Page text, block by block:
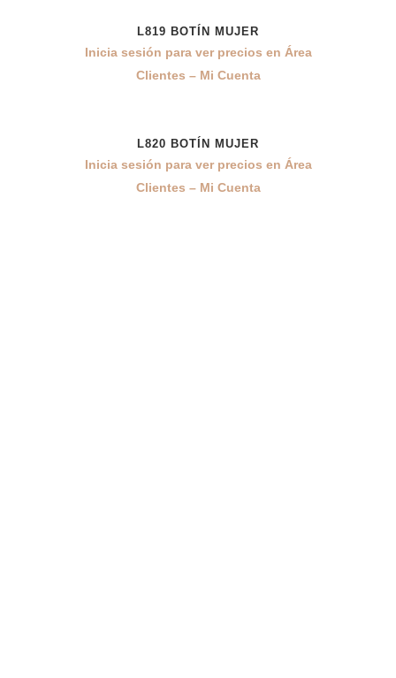
L819 BOTÍN MUJER
Inicia sesión para ver precios en Área
Clientes – Mi Cuenta
L820 BOTÍN MUJER
Inicia sesión para ver precios en Área
Clientes – Mi Cuenta